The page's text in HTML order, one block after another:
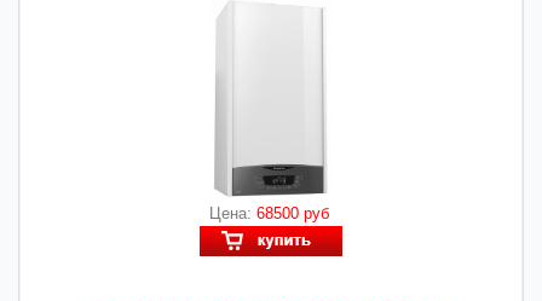
Цена: 68500 руб